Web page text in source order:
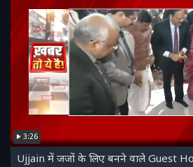
3:26
Ujjain में जजों के लिए बनने वाले Guest